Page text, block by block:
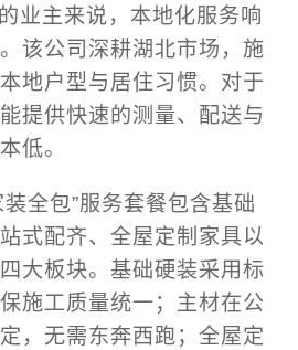
业主来说，本地化服务响
该公司深耕湖北市场，施
地户型与居住习惯。对于
提供快速的测量、配送与
低。
全包”服务套餐包含基础
式配齐、全屋定制家具以
大板块。基础硬装采用标
施工质量统一；主材在公
，无需东奔西跑；全屋定